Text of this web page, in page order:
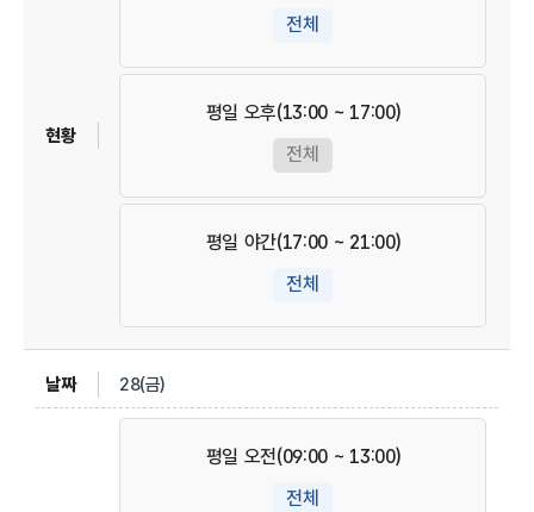
전체
평일 오후(13:00 ~ 17:00)
전체
평일 야간(17:00 ~ 21:00)
전체
28(금)
평일 오전(09:00 ~ 13:00)
전체